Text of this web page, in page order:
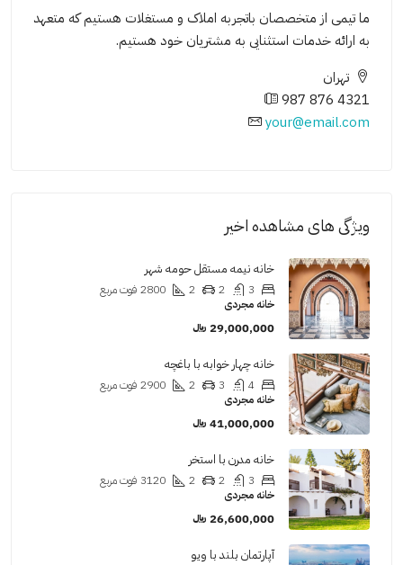
ما تیمی از متخصصان باتجربه املاک و مستغلات هستیم که متعهد
به ارائه خدمات استثنایی به مشتریان خود هستیم.
تهران
987 876 4321
your@email.com
ویژگی های مشاهده اخیر
خانه نیمه مستقل حومه شهر
3
2
2
2800 فوت مربع
خانه مجردی
29,000,000 ﷼
خانه چهار خوابه با باغچه
4
3
2
2900 فوت مربع
خانه مجردی
41,000,000 ﷼
خانه مدرن با استخر
3
2
2
3120 فوت مربع
خانه مجردی
26,600,000 ﷼
آپارتمان بلند با ویو